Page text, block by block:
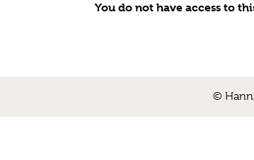
You do not have access to
©